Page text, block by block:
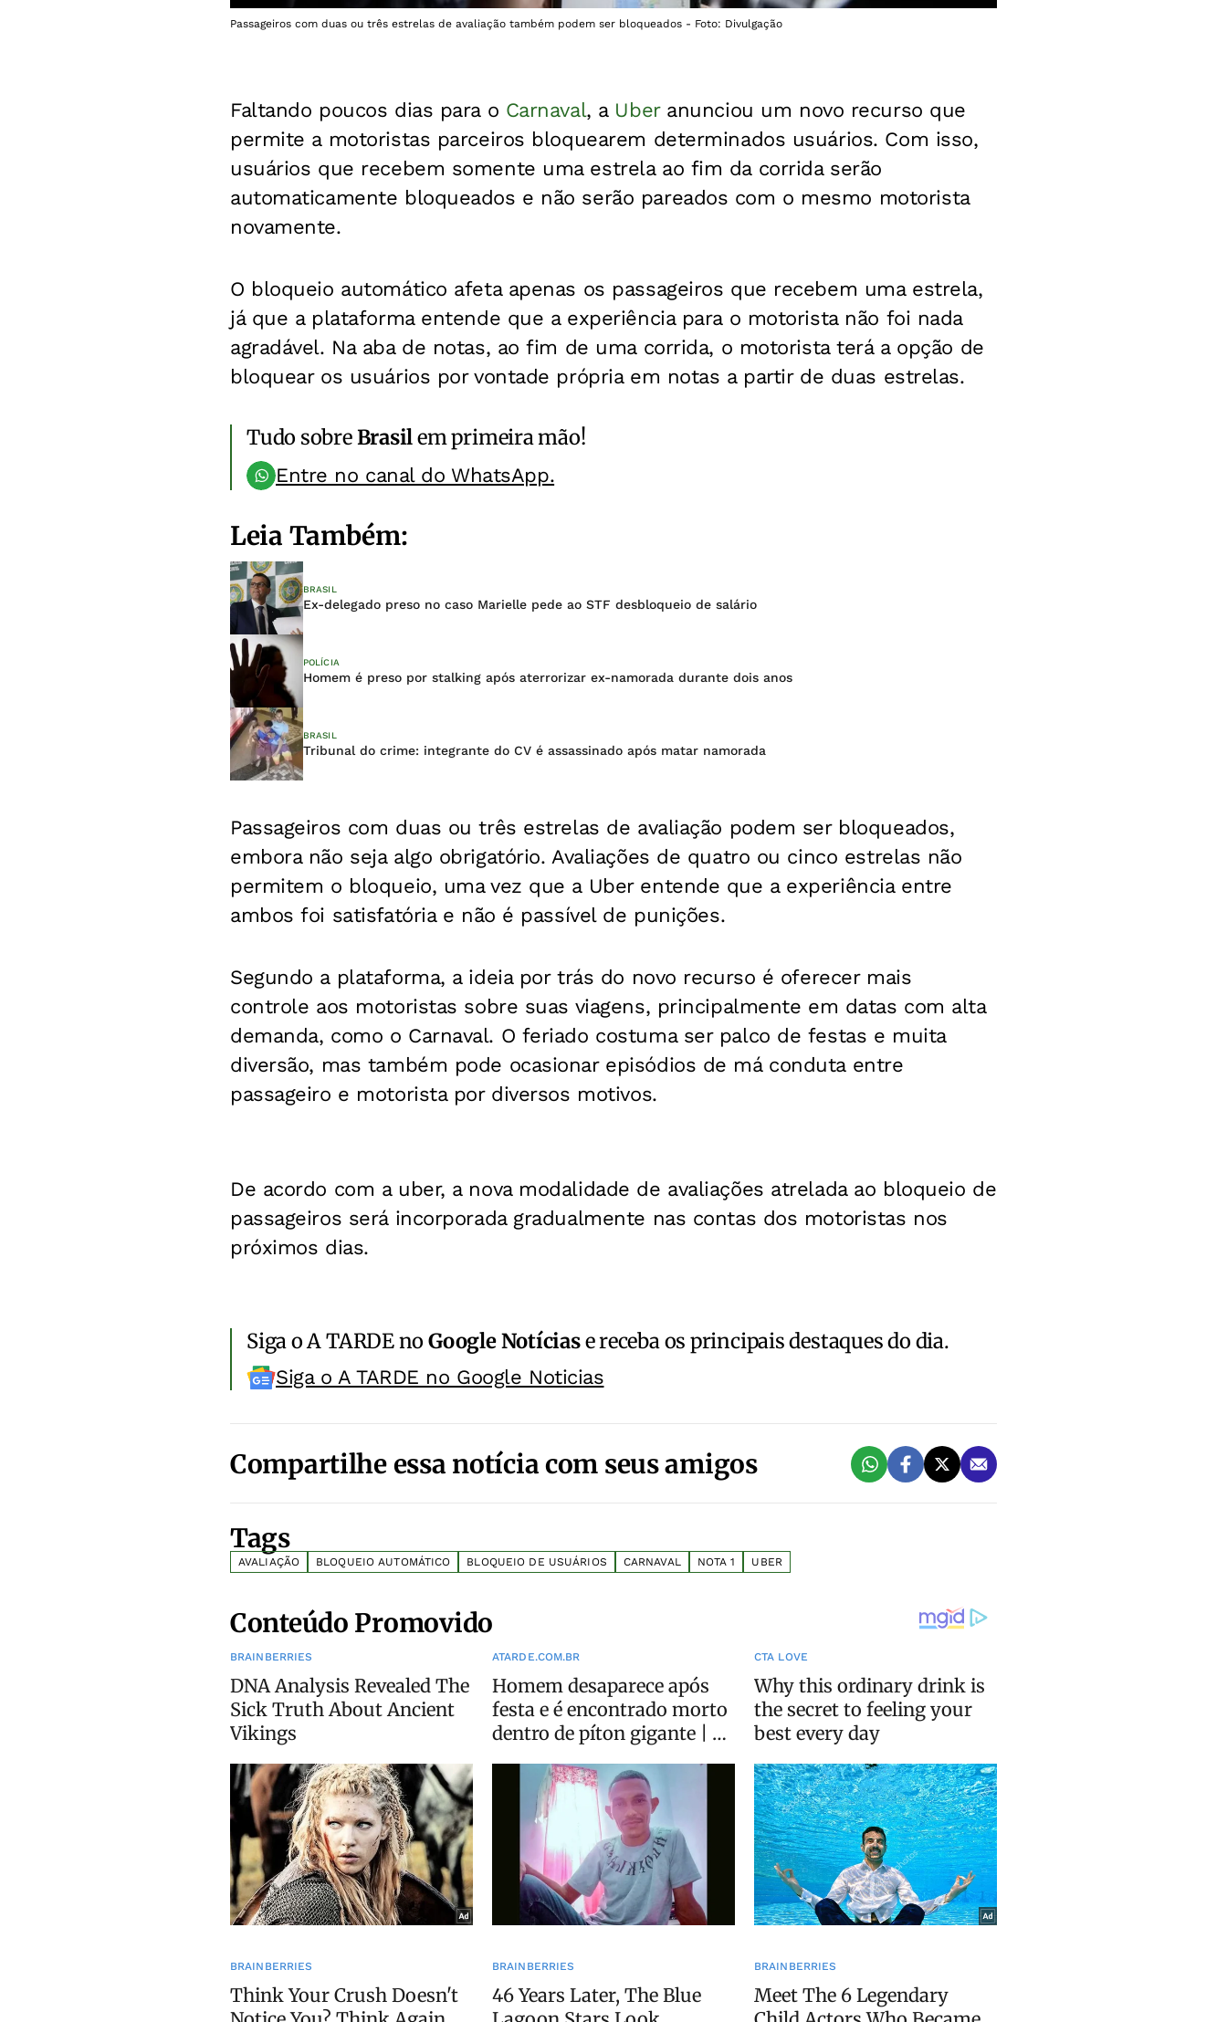
Passageiros com duas ou três estrelas de avaliação também podem ser bloqueados - Foto: Divulgação
Faltando poucos dias para o Carnaval, aUberanunciou um novo recurso que
permite a motoristas parceiros bloquearem determinados usuários. Com isso,
usuários que recebem somente uma estrela ao fim da corrida serão
automaticamente bloqueados e não serão pareados com o mesmo motorista
novamente.
O bloqueio automático afeta apenas os passageiros que recebem uma estrela,
já que a plataforma entende que a experiência para o motorista não foi nada
agradável. Na aba de notas, ao fim de uma corrida, o motorista terá a opção de
bloquear os usuários por vontade própria em notas a partir de duas estrelas.
Tudo sobreBrasilem primeira mão!
Entre no canal do WhatsApp.
Leia Também:
BRASIL
Ex-delegado preso no caso Marielle pede ao STF desbloqueio de salário
POLÍCIA
Homem é preso por stalking após aterrorizar ex-namorada durante dois anos
BRASIL
Tribunal do crime: integrante do CV é assassinado após matar namorada
Passageiros com duas ou três estrelas de avaliação podem ser bloqueados,
embora não seja algo obrigatório. Avaliações de quatro ou cinco estrelas não
permitem o bloqueio, uma vez que a Uber entende que a experiência entre
ambos foi satisfatória e não é passível de punições.
Segundo a plataforma, a ideia por trás do novo recurso é oferecer mais
controle aos motoristas sobre suas viagens, principalmente em datas com alta
demanda, como o Carnaval. O feriado costuma ser palco de festas e muita
diversão, mas também pode ocasionar episódios de má conduta entre
passageiro e motorista por diversos motivos.
De acordo com a uber, a nova modalidade de avaliações atrelada ao bloqueio de
passageiros será incorporada gradualmente nas contas dos motoristas nos
próximos dias.
Siga o A TARDE noGoogle Notíciase receba os principais destaques do dia.
Siga o A TARDE no Google Noticias
Compartilhe essa notícia com seus amigos
Tags
AVALIAÇÃO BLOQUEIO AUTOMÁTICO BLOQUEIO DE USUÁRIOS CARNAVAL NOTA 1 UBER